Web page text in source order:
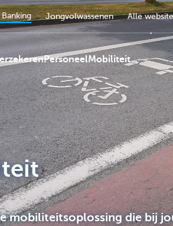
Jongvolwassenen Alle
PersoneelMobiliteit
mobiliteitsoplossing die bij